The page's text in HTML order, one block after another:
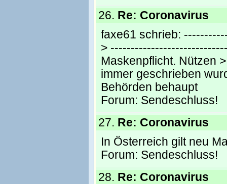
26. Re: Coronavirus
faxe61 schrieb:
>
Maskenpflicht. Nützen
immer geschrieben
Behörden behaupt
Forum: Sendeschluss!
27. Re: Coronavirus
In Österreich gilt neu
Forum: Sendeschluss!
28. Re: Coronavirus